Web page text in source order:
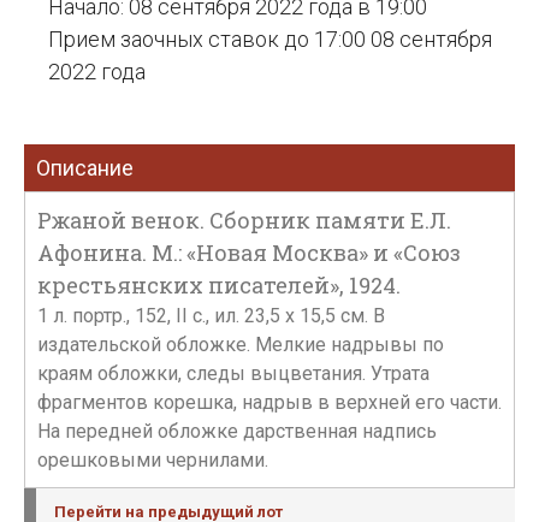
Начало: 08 сентября 2022 года в 19:00
Прием заочных ставок до 17:00 08 сентября
2022 года
Описание
Ржаной венок. Сборник памяти Е.Л.
Афонина. М.: «Новая Москва» и «Союз
крестьянских писателей», 1924.
1 л. портр., 152, II с., ил. 23,5 х 15,5 см. В
издательской обложке. Мелкие надрывы по
краям обложки, следы выцветания. Утрата
фрагментов корешка, надрыв в верхней его части.
На передней обложке дарственная надпись
орешковыми чернилами.
Перейти на предыдущий лот